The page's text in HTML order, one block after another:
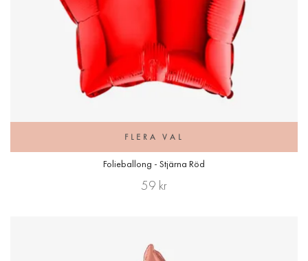
FLERA VAL
Folieballong - Stjärna Röd
59 kr